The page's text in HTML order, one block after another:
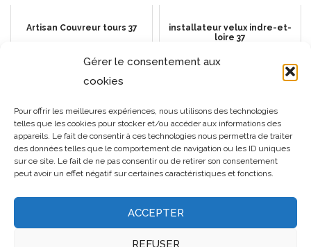
Gérer le consentement aux
cookies
Pour offrir les meilleures expériences, nous utilisons des technologies
telles que les cookies pour stocker et/ou accéder aux informations des
appareils. Le fait de consentir à ces technologies nous permettra de traiter
des données telles que le comportement de navigation ou les ID uniques
sur ce site. Le fait de ne pas consentir ou de retirer son consentement
peut avoir un effet négatif sur certaines caractéristiques et fonctions.
ACCEPTER
REFUSER
Artisan Couvreur tours 37
installateur velux indre-et-
loire 37
Couvreur Saint-Cyr-sur-Loire
saisons hivernales?